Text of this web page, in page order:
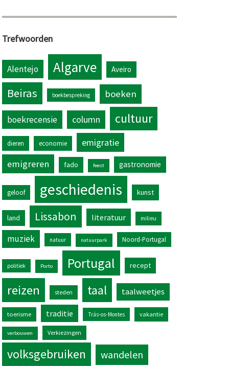
Trefwoorden
Alentejo Algarve Aveiro
Beiras boekbespreking boeken
boekrecensie column cultuur
dieren economie
emigratie
emigreren
fado feest gastronomie
geloof geschiedenis kunst
land Lissabon literatuur milieu
muziek natuur natuurpark Noord-Portugal
politiek Porto Portugal recept
reizen steden taal taalweetjes
toerisme traditie Trás-os-Montes vakantie
verbouwen Verkiezingen
volksgebruiken wandelen